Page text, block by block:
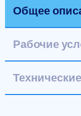
Общее
Рабочие